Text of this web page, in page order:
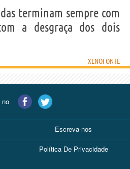
terminam sempre com
a desgraça dos dois
XENOFONTE
no
Escreva-nos
Política De Privacidade